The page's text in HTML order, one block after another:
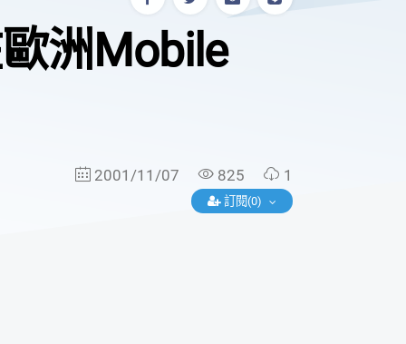
洲Mobile
2001/11/07 825 1
訂閱(0)